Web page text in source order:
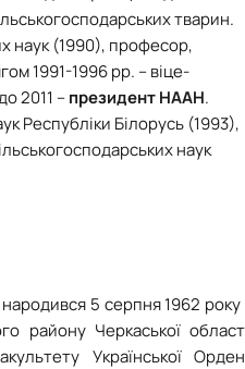
тварин.
наук (1990), професор,
1991-1996 рр. – віце-
2011 –президент НААН.
Республіки Білорусь (1993),
наук
народився 5 серпня 1962 року
району Черкаської
Української